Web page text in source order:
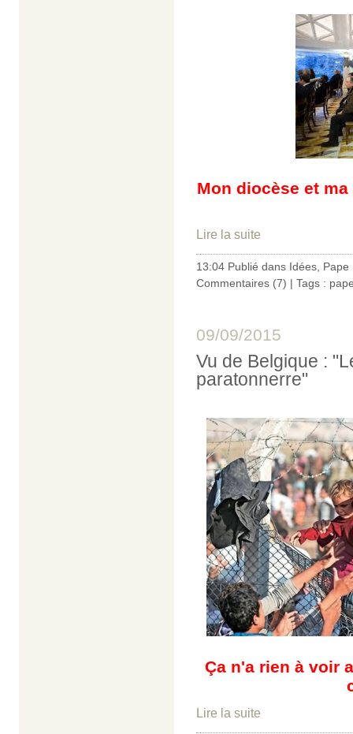
Mon diocèse et
Lire la suite
13:04 Publié dans Idées Pape
Commentaires (7) | Tags :
09/09/2015
Vu de Belgique :
paratonnerre"
Ça n'a rien à voir
Lire la suite